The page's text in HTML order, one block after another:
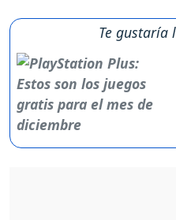
Te gustaría